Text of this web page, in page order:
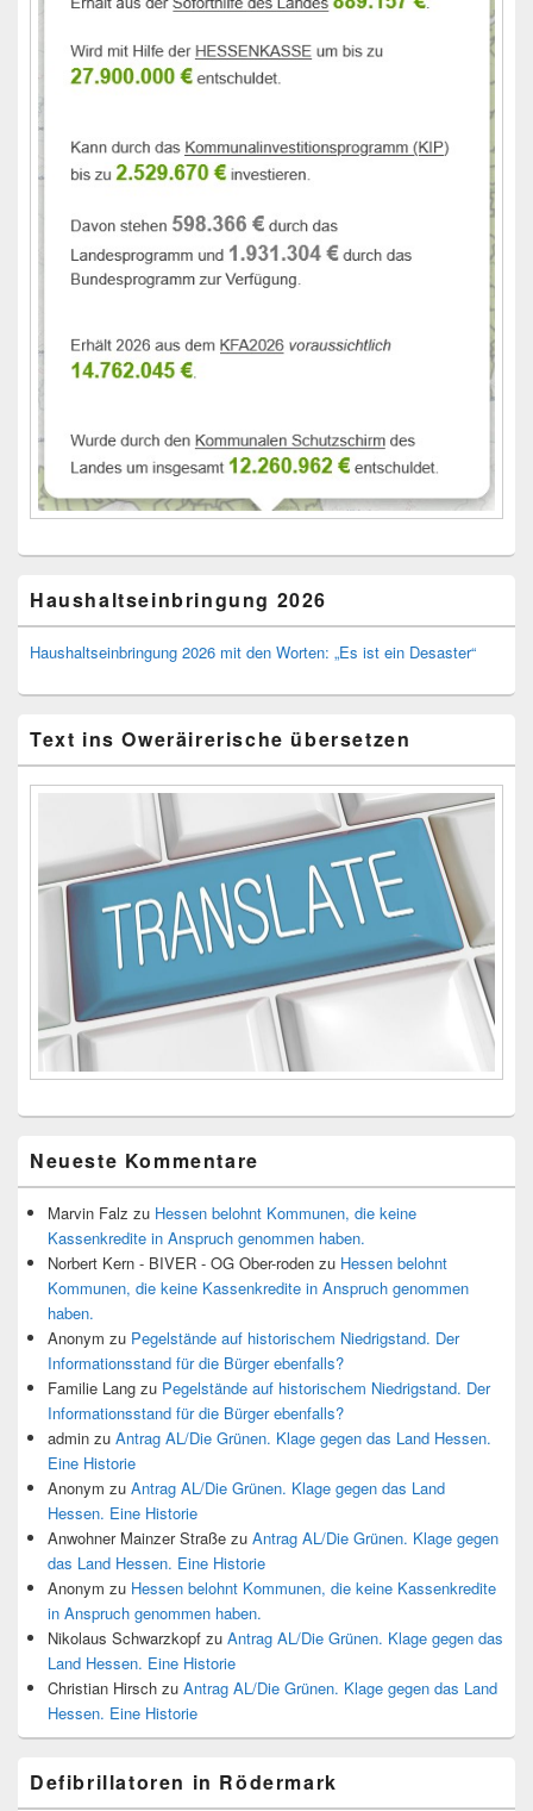
Haushaltseinbringung 2026
Haushaltseinbringung 2026 mit den Worten: „Es ist ein Desaster“
Text ins Oweräirerische übersetzen
Neueste Kommentare
Marvin Falz zu Hessen belohnt Kommunen, die keine
Kassenkredite in Anspruch genommen haben.
Norbert Kern - BIVER - OG Ober-roden zu Hessen belohnt
Kommunen, die keine Kassenkredite in Anspruch genommen
haben.
Anonym zu Pegelstände auf historischem Niedrigstand. Der
Informationsstand für die Bürger ebenfalls?
Familie Lang zu Pegelstände auf historischem Niedrigstand. Der
Informationsstand für die Bürger ebenfalls?
admin zu Antrag AL/Die Grünen. Klage gegen das Land Hessen.
Eine Historie
Anonym zu Antrag AL/Die Grünen. Klage gegen das Land
Hessen. Eine Historie
Anwohner Mainzer Straße zu Antrag AL/Die Grünen. Klage gegen
das Land Hessen. Eine Historie
Anonym zu Hessen belohnt Kommunen, die keine Kassenkredite
in Anspruch genommen haben.
Nikolaus Schwarzkopf zu Antrag AL/Die Grünen. Klage gegen das
Land Hessen. Eine Historie
Christian Hirsch zu Antrag AL/Die Grünen. Klage gegen das Land
Hessen. Eine Historie
Defibrillatoren in Rödermark